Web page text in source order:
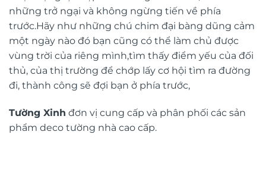
những trở ngại và không ngừng tiến về phía
trước.Hãy như những chú chim đại bàng dũng cảm
một ngày nào đó bạn cũng có thể làm chủ được
vùng trời của riêng mình,tìm thấy điểm yếu của đối
thủ, của thị trường để chớp lấy cơ hội tìm ra đường
đi, thành công sẽ đợi bạn ở phía trước,
Tường Xinh đơn vị cung cấp và phân phối các sản
phẩm deco tường nhà cao cấp.